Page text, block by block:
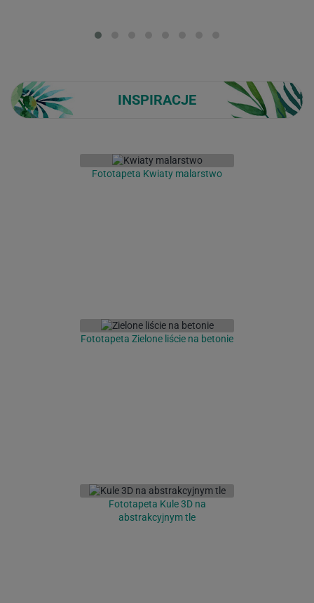
INSPIRACJE
Fototapeta Kwiaty malarstwo
Fototapeta Zielone liście na betonie
Fototapeta Kule 3D na
abstrakcyjnym tle